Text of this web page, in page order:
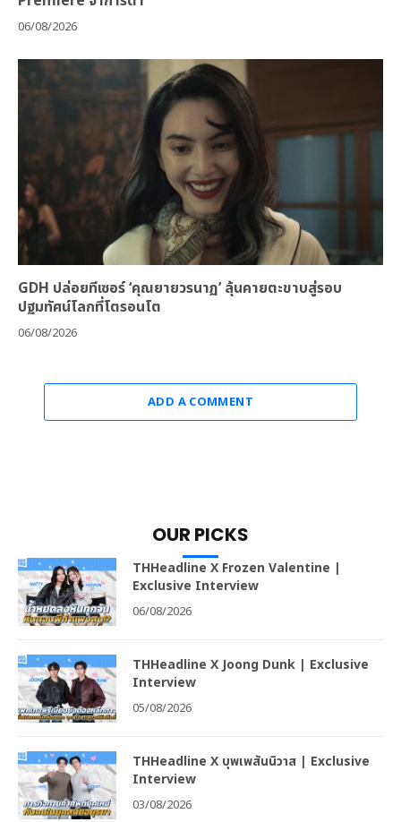
06/08/2026
GDH ปล่อยทีเซอร์ ‘คุณยายวรนาฏ’ ลุ้นคายตะขาบสู่รอบ
ปฐมทัศน์โลกที่โตรอนโต
06/08/2026
ADD A COMMENT
OUR PICKS
THHeadline X Frozen Valentine |
Exclusive Interview
06/08/2026
THHeadline X Joong Dunk | Exclusive
Interview
05/08/2026
THHeadline X บุพเพสันนิวาส | Exclusive
Interview
03/08/2026